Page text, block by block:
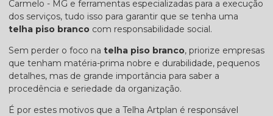
Carmelo - MG e ferramentas especializadas para a execução
dos serviços, tudo isso para garantir que se tenha uma
telha piso branco com responsabilidade social.
Sem perder o foco na telha piso branco, priorize empresas
que tenham matéria-prima nobre e durabilidade, pequenos
detalhes, mas de grande importância para saber a
procedência e seriedade da organização.
É por estes motivos que a Telha Artplan é responsável